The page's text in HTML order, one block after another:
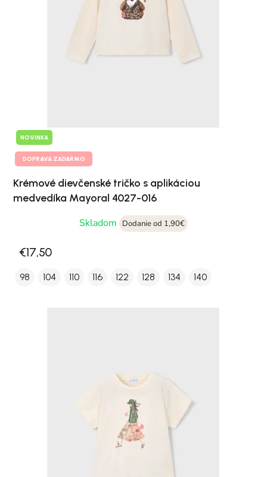
NOVINKA
DOPRAVA ZADARMO
Krémové dievčenské tričko s aplikáciou
medvedíka Mayoral 4027-016
Skladom
Dodanie od 1,90€
€17,50
98 104 110 116 122 128 134 140